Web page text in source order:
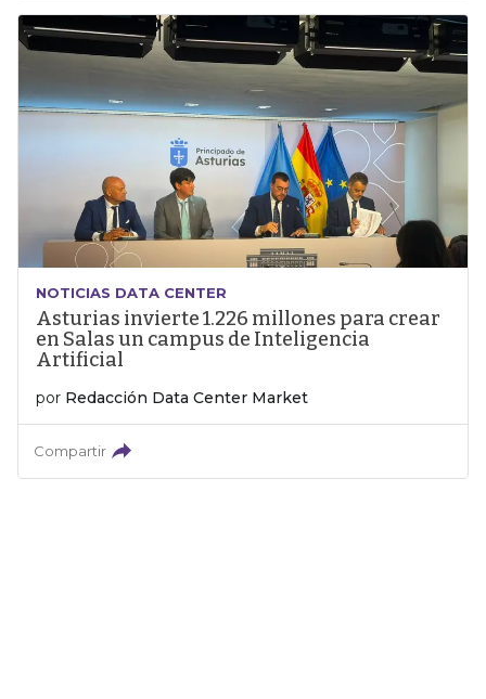
NOTICIAS DATA CENTER
Asturias invierte 1.226 millones para crear
en Salas un campus de Inteligencia
Artificial
por Redacción Data Center Market
Compartir